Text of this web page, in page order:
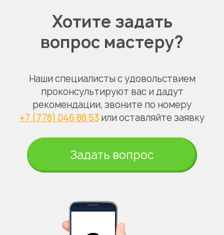
Хотите задать
вопрос мастеру?
Наши специалисты с удовольствием
проконсультируют вас и дадут
рекомендации, звоните по номеру
+7 (778) 046 88 53 или оставляйте заявку
Задать вопрос